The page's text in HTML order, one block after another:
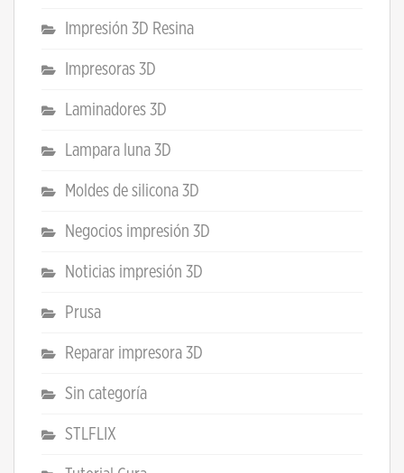
Impresión 3D Resina
Impresoras 3D
Laminadores 3D
Lampara luna 3D
Moldes de silicona 3D
Negocios impresión 3D
Noticias impresión 3D
Prusa
Reparar impresora 3D
Sin categoría
STLFLIX